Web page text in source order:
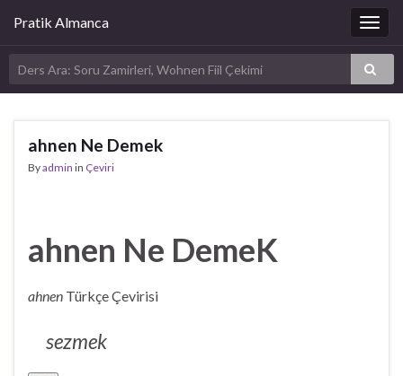
Pratik Almanca
ahnen Ne Demek
Byadmin in Çeviri
ahnen Ne DemeK
ahnen Türkçe Çevirisi
sezmek